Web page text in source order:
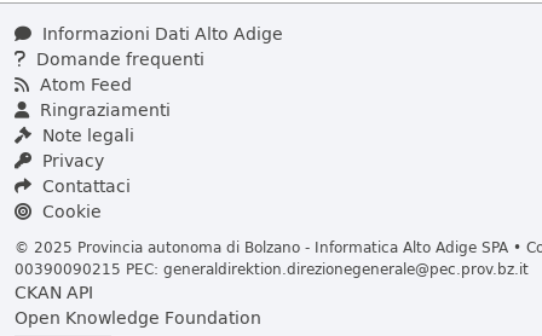
Informazioni Dati Alto Adige
Domande frequenti
Atom Feed
Ringraziamenti
Note legali
Privacy
Contattaci
Cookie
© 2025 Provincia autonoma di Bolzano - Informatica Alto Adige SPA •
00390090215 PEC: generaldirektion.direzionegenerale@pec.prov.bz.it
CKAN API
Open Knowledge Foundation